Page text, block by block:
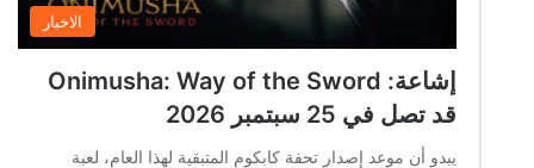
الاخبار
إشاعة: Onimusha: Way of the Sword
قد تصل في 25 سبتمبر 2026
يبدو أن موعد إصدار تحفة كابكوم المتبقية لهذا العام، لعبة